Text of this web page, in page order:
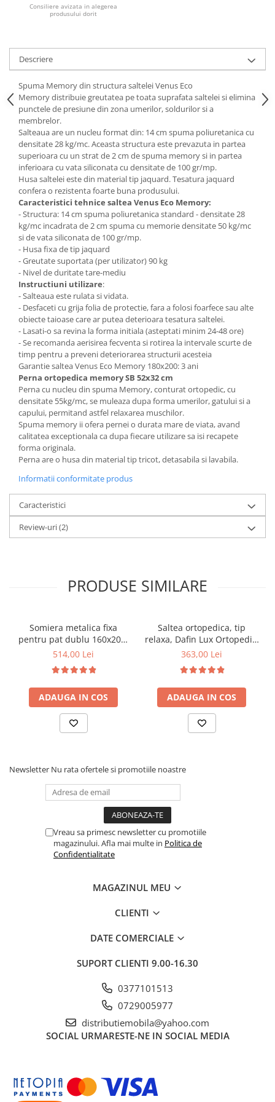
Mese gradinita
Set mese si scaune gradinita
Mobilier copii
Mobila camera copii
Scaune birou pentru copii
Saltele patuturi copii
Paturi copii
Masa si scaune gradinita
Seturi comode living si dormitor
Consiliere avizata in alegerea
produsului dorit
Descriere
Spuma Memorydin structura saltelei Venus Eco
Memorydistribuie greutatea pe toata suprafata saltelei si elimina
punctele de presiune din zona umerilor, soldurilor si a
membrelor.
Salteaua are un nucleu format din: 14 cm spuma poliuretanica cu
densitate 28 kg/mc. Aceasta structura este prevazuta in partea
superioara cu un strat de 2 cm de spuma memory si in partea
inferioara cu vata siliconata cu densitate de 100 gr/mp.
Husa saltelei este din material tip jaquard. Tesatura jaquard
confera o rezistenta foarte buna produsului.
Caracteristici tehnice saltea Venus Eco Memory:
- Structura: 14 cm spuma poliuretanica standard - densitate 28
kg/mc incadrata de 2 cm spuma cu memorie densitate 50 kg/mc
si de vata siliconata de 100 gr/mp.
- Husa fixa de tip jaquard
- Greutate suportata (per utilizator) 90 kg
- Nivel de duritate tare-mediu
Instructiuni utilizare:
- Salteaua este rulata si vidata.
- Desfaceti cu grija folia de protectie, fara a folosi foarfece sau alte
obiecte taioase care ar putea deterioara tesatura saltelei.
- Lasati-o sa revina la forma initiala (asteptati minim 24-48 ore)
- Se recomanda aerisirea fecventa si rotirea la intervale scurte de
timp pentru a preveni deteriorarea structurii acesteia
Garantie saltea Venus Eco Memory 180x200: 3 ani
Perna ortopedica memory SB 52x32 cm
Perna cu nucleu din spuma Memory, conturat ortopedic, cu
densitate 55kg/mc, se muleaza dupa forma umerilor, gatului si a
capului, permitand astfel relaxarea muschilor.
Spuma memory ii ofera pernei o durata mare de viata, avand
calitatea exceptionala ca dupa fiecare utilizare sa isi recapete
forma originala.
Perna are o husa din material tip tricot, detasabila si lavabila.
Informatii conformitate produs
Caracteristici
Review-uri(2)
PRODUSE SIMILARE
Somiera metalica fixa
pentru pat dublu 160x200,
6 picioare, 32 lamele lemn
saltea ferm, negru
514,00 Lei
ADAUGA IN COS
Saltea ortopedica, tip
relaxa, Dafin Lux Ortopedic,
90x200x21cm, fermitate
tip Bonell, fata vara-iarna,
sistem de aerisire cu
butoni, Salt Confort
363,00 Lei
ADAUGA IN COS
Newsletter Nu rata ofertele si promotiile noastre
Vreau sa primesc newsletter cu promotiile
magazinului. Afla mai multe in Politica de
Confidentialitate
MAGAZINUL MEU
CLIENTI
DATE COMERCIALE
SUPORT CLIENTI 9.00-16.30
0377101513
0729005977
distributiemobila@yahoo.com
SOCIAL URMARESTE-NE IN SOCIAL MEDIA